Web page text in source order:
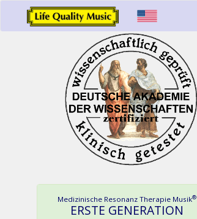
Medizinische Resonanz Therapie Musik®
ERSTE GENERATION